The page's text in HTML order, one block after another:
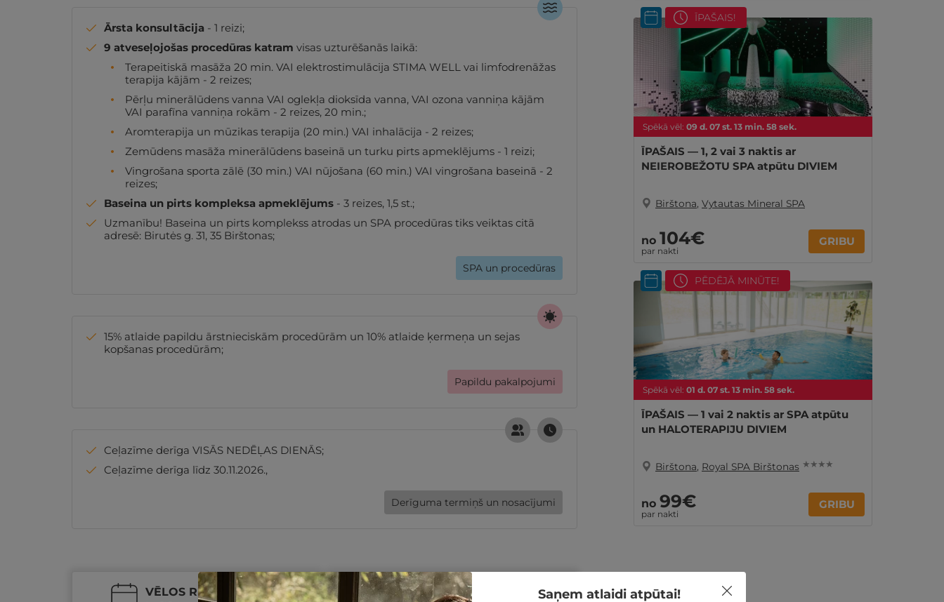
Ārsta konsultācija - 1 reizi;
9 atveseļojošas procedūras katram visas uzturēšanās laikā:
Terapeitiskā masāža 20 min. VAI elektrostimulācija STIMA WELL vai limfodrenāžas
terapija kājām - 2 reizes;
Pērļu minerālūdens vanna VAI oglekļa dioksīda vanna, VAI ozona vanniņa kājām
VAI parafīna vanniņa rokām - 2 reizes, 20 min.;
Aromterapija un mūzikas terapija (20 min.) VAI inhalācija - 2 reizes;
Zemūdens masāža minerālūdens baseinā un turku pirts apmeklējums - 1 reizi;
Vingrošana sporta zālē (30 min.) VAI nūjošana (60 min.) VAI vingrošana baseinā - 2
reizes;
Baseina un pirts kompleksa apmeklējums - 3 reizes, 1,5 st.;
Uzmanību! Baseina un pirts komplekss atrodas un SPA procedūras tiks veiktas citā
adresē: Birutės g. 31, 35 Birštonas;
SPA un procedūras
15% atlaide papildu ārstnieciskām procedūrām un 10% atlaide ķermeņa un sejas
kopšanas procedūrām;
Papildu pakalpojumi
Ceļazīme derīga VISĀS NEDĒĻAS DIENĀS;
Ceļazīme derīga līdz 30.11.2026.,
Derīguma termiņš un nosacījumi
VĒLOS REZERVĒT DĀVANAI VAI SEV
Spēkā vēl: 09 d. 07 st. 13 min. 57sek.
ĪPAŠAIS!
ĪPAŠAIS — 1, 2 vai 3 naktis ar
NEIEROBEŽOTU SPA atpūtu DIVIEM
Birštona, Vytautas Mineral SPA
no 104€
par nakti
GRIBU
Spēkā vēl: 01 d. 07 st. 13 min. 57sek.
PĒDĒJĀ MINŪTE!
ĪPAŠAIS — 1 vai 2 naktis ar SPA atpūtu
un HALOTERAPIJU DIVIEM
Birštona, Royal SPA Birštonas ★ ★ ★ ★
no 99€
par nakti
GRIBU
Saņem atlaidi atpūtai!